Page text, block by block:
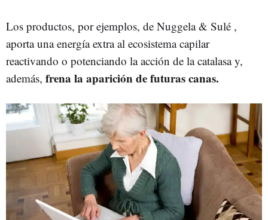
Los productos, por ejemplos, de Nuggela & Sulé ,
aporta una energía extra al ecosistema capilar
reactivando o potenciando la acción de la catalasa y,
además, frena la aparición de futuras canas.